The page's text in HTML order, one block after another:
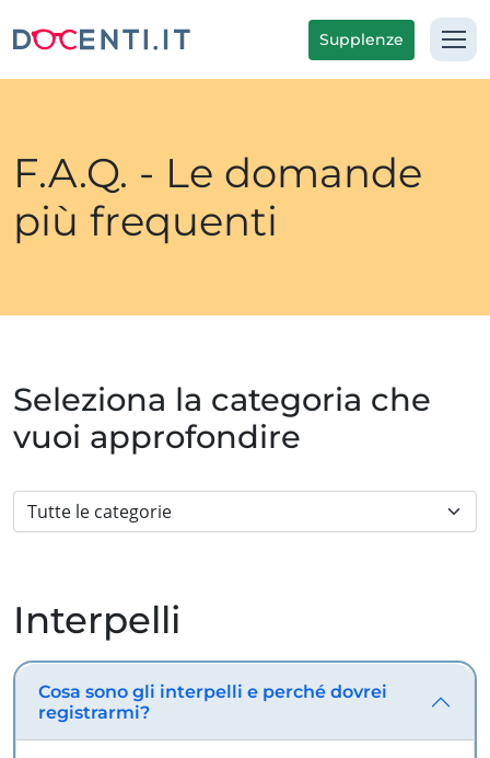
Supplenze
F.A.Q. - Le domande
più frequenti
Seleziona la categoria che
vuoi approfondire
Interpelli
Cosa sono gli interpelli e perché dovrei
registrarmi?